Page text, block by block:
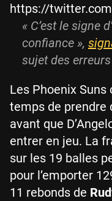
https://
« C’est le signe
confiance »,
sujet des
Les Phoenix
temps de prendre
avant que
entrer en jeu. La
sur les 19 balles
pour l’emporter
11 rebonds de